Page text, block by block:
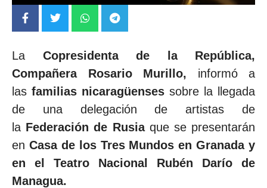
La Copresidenta de la República,
Compañera Rosario Murillo, informó a
las familias nicaragüenses sobre la llegada
de una delegación de artistas de
la Federación de Rusiaque se presentarán
en Casa de los Tres Mundos en Granada y
en el Teatro Nacional Rubén Darío de
Managua.